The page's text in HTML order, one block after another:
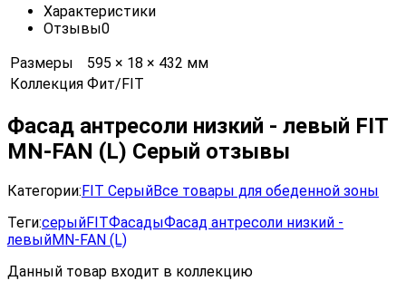
Характеристики
Отзывы0
Размеры
595 × 18 × 432 мм
Коллекция Фит/FIT
Фасад антресоли низкий - левый FIT
MN-FAN (L) Серый отзывы
Категории:FIT СерыйВсе товары для обеденной зоны
Теги:серыйFITФасадыФасад антресоли низкий -
левыйMN-FAN (L)
Данный товар входит в коллекцию